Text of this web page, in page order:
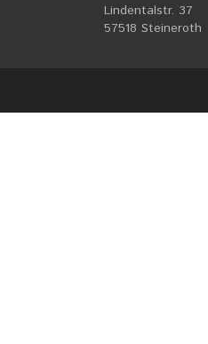
Lindentalstr. 37
57518 Steineroth